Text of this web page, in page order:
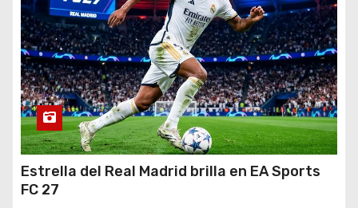
Estrella del Real Madrid brilla en EA Sports
FC 27